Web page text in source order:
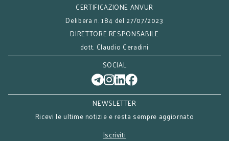
CERTIFICAZIONE ANVUR
Delibera n. 184 del 27/07/2023
DIRETTORE RESPONSABILE
dott. Claudio Ceradini
SOCIAL
NEWSLETTER
Ricevi le ultime notizie e resta sempre aggiornato
Iscriviti